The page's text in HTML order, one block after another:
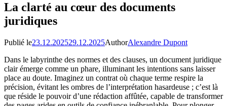
La clarté au cœur des documents
juridiques
Publié le23.12.202529.12.2025AuthorAlexandre Dupont
Dans le labyrinthe des normes et des clauses, un document juridique
clair émerge comme un phare, illuminant les intentions sans laisser
place au doute. Imaginez un contrat où chaque terme respire la
précision, évitant les ombres de l’interprétation hasardeuse ; c’est là
que réside le pouvoir d’une rédaction affûtée, capable de transformer